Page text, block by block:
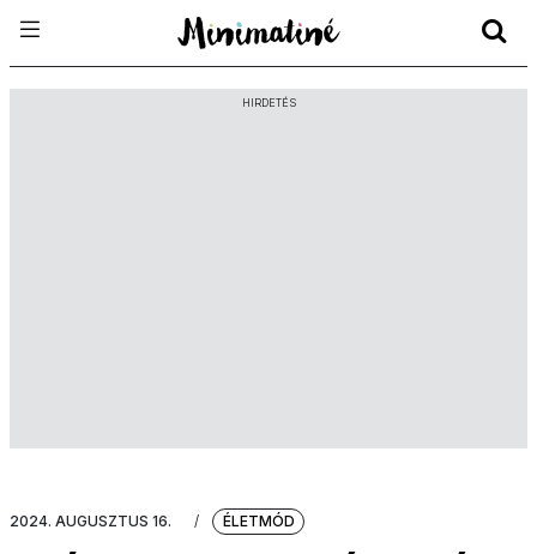
HIRDETÉS
2024. AUGUSZTUS 16. / ÉLETMÓD